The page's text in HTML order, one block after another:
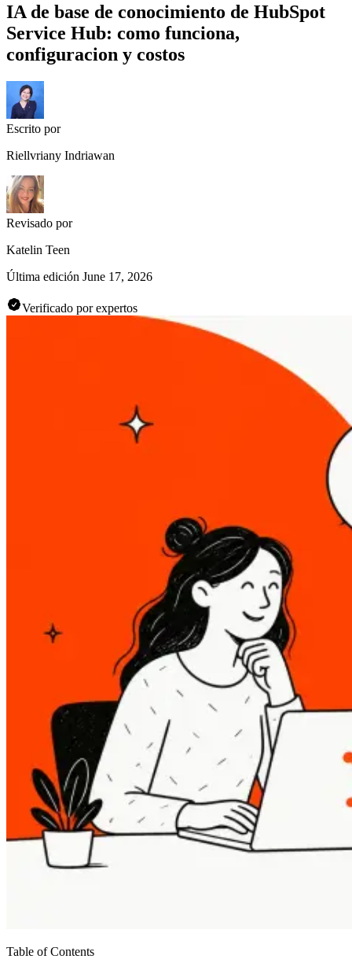
IA de base de conocimiento de HubSpot
Service Hub: como funciona,
configuracion y costos
Escrito por
Riellvriany Indriawan
Revisado por
Katelin Teen
Última edición June 17, 2026
Verificado por expertos
Table of Contents